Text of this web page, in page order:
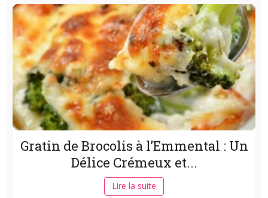
Gratin de Brocolis à l’Emmental : Un
Délice Crémeux et...
Lire la suite